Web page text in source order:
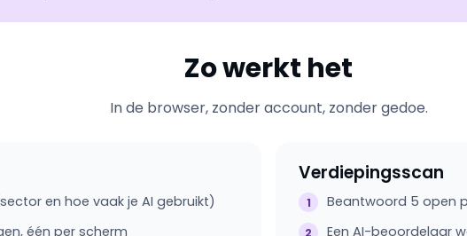
Zo werkt het
In de browser, zonder account, zonder gedoe.
en hoe vaak je AI gebruikt)
één per scherm
Verdiepingsscan
Beantwoord 5 open
Een AI-beoordelaar